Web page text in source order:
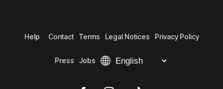
Help Contact Terms Legal Notices Privacy Policy
Press Jobs